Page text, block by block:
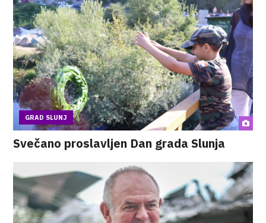
GRAD SLUNJ
Svečano proslavljen Dan grada Slunja